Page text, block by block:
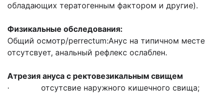
обладающих тератогенным фактором и другие).
Физикальные обследования:
Общий осмотр/perrectum:Анус на типичном месте
отсутсвует, анальный рефлекс ослаблен.
Атрезия ануса с ректовезикальным свищем
· отсутсвие наружного кишечного свища;